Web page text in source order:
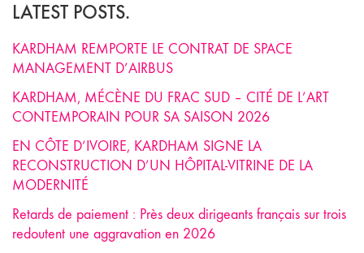
LATEST POSTS.
KARDHAM REMPORTE LE CONTRAT DE SPACE
MANAGEMENT D’AIRBUS
KARDHAM, MÉCÈNE DU FRAC SUD – CITÉ DE L’ART
CONTEMPORAIN POUR SA SAISON 2026
EN CÔTE D’IVOIRE, KARDHAM SIGNE LA
RECONSTRUCTION D’UN HÔPITAL-VITRINE DE LA
MODERNITÉ
Retards de paiement : Près deux dirigeants français sur trois
redoutent une aggravation en 2026